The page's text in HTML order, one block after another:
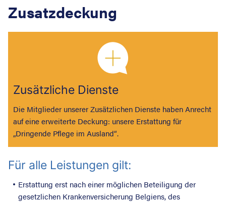
Zusatzdeckung
Zusätzliche Dienste
Die Mitglieder unserer Zusätzlichen Dienste haben Anrecht
auf eine erweiterte Deckung: unsere Erstattung für
„Dringende Pflege im Ausland“.
Für alle Leistungen gilt:
Erstattung erst nach einer möglichen Beteiligung der
gesetzlichen Krankenversicherung Belgiens, des